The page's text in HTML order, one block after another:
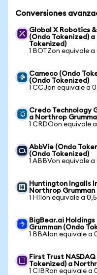
Conversiones
Global X Robotics
(Ondo Tokenized)
Tokenized)
1 BOTZon equivale
Cameco (Ondo
(Ondo Tokenized)
1 CCJon equivale a
Credo Technology
a Northrop
1 CRDOon equivale
AbbVie (Ondo
(Ondo Tokenized)
1 ABBVon equivale
Huntington Ingalls
Northrop
1 HIIon equivale a
BigBear.ai
Grumman (Ondo
1 BBAIon equivale a
First Trust
Tokenized) a
1 CIBRon equivale a